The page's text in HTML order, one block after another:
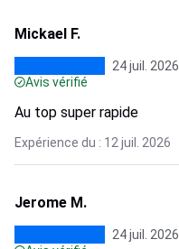
Mickael F.
24 juil. 2026
Avis vérifié
Au top super rapide
Expérience du : 12 juil. 2026
Jerome M.
24 juil. 2026